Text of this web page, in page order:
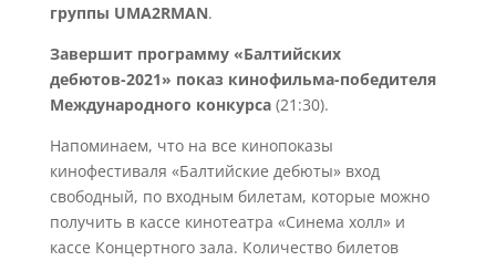
группы UMA2RMAN.
Завершит программу «Балтийских
дебютов-2021» показ кинофильма-победителя
Международного конкурса(21:30).
Напоминаем, что на все кинопоказы
кинофестиваля «Балтийские дебюты» вход
свободный, по входным билетам, которые можно
получить в кассе кинотеатра «Синема холл» и
кассе Концертного зала. Количество билетов